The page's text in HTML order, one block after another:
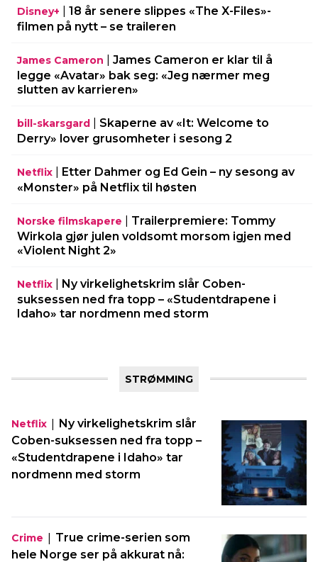
Disney+
18 år senere slippes «The X-Files»-
filmen på nytt – se traileren
James Cameron
James Cameron er klar til å
legge «Avatar» bak seg: «Jeg nærmer meg
slutten av karrieren»
bill-skarsgard
Skaperne av «It: Welcome to
Derry» lover grusomheter i sesong 2
Netflix
Etter Dahmer og Ed Gein – ny sesong av
«Monster» på Netflix til høsten
Norske filmskapere
Trailerpremiere: Tommy
Wirkola gjør julen voldsomt morsom igjen med
«Violent Night 2»
Netflix
Ny virkelighetskrim slår Coben-
suksessen ned fra topp – «Studentdrapene i
Idaho» tar nordmenn med storm
STRØMMING
Netflix | Ny virkelighetskrim slår
Coben-suksessen ned fra topp –
«Studentdrapene i Idaho» tar
nordmenn med storm
Crime | True crime-serien som
hele Norge ser på akkurat nå: